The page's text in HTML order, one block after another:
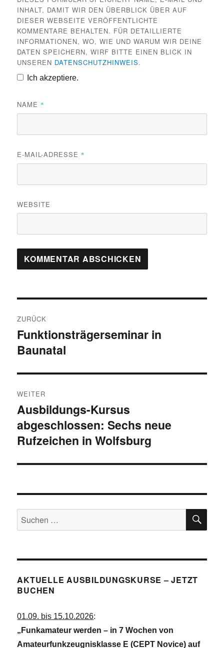
INHALT, DAMIT WIR DEN ÜBERBLICK ÜBER AUF
DIESER WEBSEITE VERÖFFENTLICHTE
KOMMENTARE BEHALTEN. FÜR DETAILLIERTE
INFORMATIONEN, WO, WIE UND WARUM WIR DEINE
DATEN SPEICHERN, WIRF BITTE EINEN BLICK IN
UNSEREN DATENSCHUTZHINWEIS.
Ich akzeptiere.
NAME *
E-MAIL-ADRESSE *
WEBSITE
ZURÜCK
Vorheriger
Beitrag:
Funktionsträgerseminar in
Baunatal
WEITER
Nächster
Beitrag:
Ausbildungs-Kursus
abgeschlossen: Sechs neue
Rufzeichen in Wolfsburg
Suchen
nach:
AKTUELLE AUSBILDUNGSKURSE – JETZT
BUCHEN
01.09. bis 15.10.2026:
„Funkamateur werden – in 7 Wochen von
Amateurfunkzeugnisklasse E (CEPT Novice) auf